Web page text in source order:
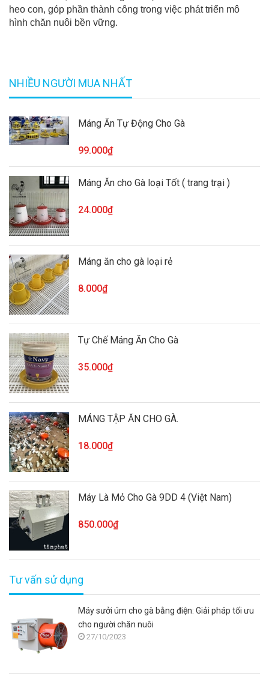
heo con, góp phần thành công trong việc phát triển mô
hình chăn nuôi bền vững.
NHIỀU NGƯỜI MUA NHẤT
Máng Ăn Tự Động Cho Gà
99.000₫
Máng Ăn cho Gà loại Tốt ( trang trại )
24.000₫
Máng ăn cho gà loại rẻ
8.000₫
Tự Chế Máng Ăn Cho Gà
35.000₫
MÁNG TẬP ĂN CHO GÀ.
18.000₫
Máy Là Mỏ Cho Gà 9DD 4 (Việt Nam)
850.000₫
Tư vấn sử dụng
Máy sưởi úm cho gà bằng điện: Giải pháp tối ưu
cho người chăn nuôi
27/10/2023